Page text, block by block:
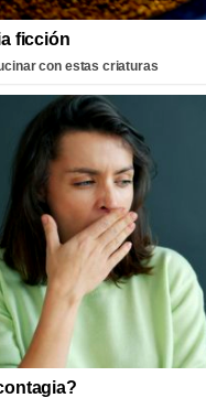
ficción
con estas criaturas